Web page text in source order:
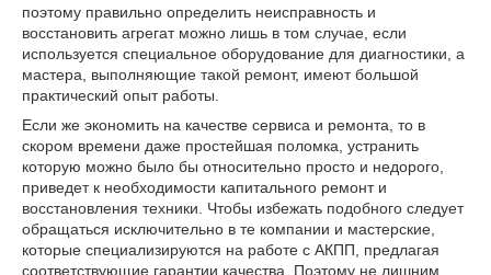
поэтому правильно определить неисправность и
восстановить агрегат можно лишь в том случае, если
используется специальное оборудование для диагностики, а
мастера, выполняющие такой ремонт, имеют большой
практический опыт работы.
Если же экономить на качестве сервиса и ремонта, то в
скором времени даже простейшая поломка, устранить
которую можно было бы относительно просто и недорого,
приведет к необходимости капитального ремонт и
восстановления техники. Чтобы избежать подобного следует
обращаться исключительно в те компании и мастерские,
которые специализируются на работе с АКПП, предлагая
соответствующие гарантии качества. Поэтому не лишним